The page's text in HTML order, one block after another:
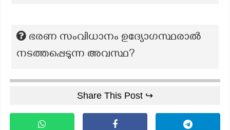
ഭരണ സംവിധാനം ഉദ്യോഗസ്ഥരാൽ
നടത്തപ്പെടുന്ന അവസ്ഥ?
Share This Post ↪